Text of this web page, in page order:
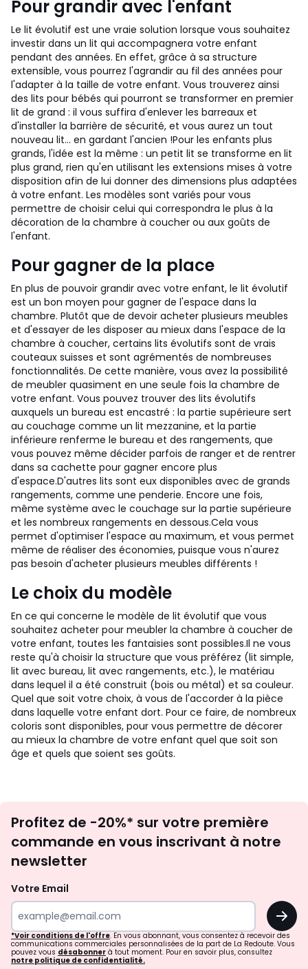
Pour grandir avec l'enfant
Le lit évolutif est une vraie solution lorsque vous souhaitez
investir dans un lit qui accompagnera votre enfant
pendant des années. En effet, grâce à sa structure
extensible, vous pourrez l'agrandir au fil des années pour
l'adapter à la taille de votre enfant. Vous trouverez ainsi
des lits pour bébés qui pourront se transformer en premier
lit de grand : il vous suffira d'enlever les barreaux et
d'installer la barrière de sécurité, et vous aurez un tout
nouveau lit... en gardant l'ancien !Pour les enfants plus
grands, l'idée est la même : un petit lit se transforme en lit
plus grand, rien qu'en utilisant les extensions mises à votre
disposition afin de lui donner des dimensions plus adaptées
à votre enfant. Les modèles sont variés pour vous
permettre de choisir celui qui correspondra le plus à la
décoration de la chambre à coucher ou aux goûts de
l'enfant.
Pour gagner de la place
En plus de pouvoir grandir avec votre enfant, le lit évolutif
est un bon moyen pour gagner de l'espace dans la
chambre. Plutôt que de devoir acheter plusieurs meubles
et d'essayer de les disposer au mieux dans l'espace de la
chambre à coucher, certains lits évolutifs sont de vrais
couteaux suisses et sont agrémentés de nombreuses
fonctionnalités. De cette manière, vous avez la possibilité
de meubler quasiment en une seule fois la chambre de
votre enfant. Vous pouvez trouver des lits évolutifs
auxquels un bureau est encastré : la partie supérieure sert
au couchage comme un lit mezzanine, et la partie
inférieure renferme le bureau et des rangements, que
vous pouvez même décider parfois de ranger et de rentrer
dans sa cachette pour gagner encore plus
d'espace.D'autres lits sont eux disponibles avec de grands
rangements, comme une penderie. Encore une fois,
même système avec le couchage sur la partie supérieure
et les nombreux rangements en dessous.Cela vous
permet d'optimiser l'espace au maximum, et vous permet
même de réaliser des économies, puisque vous n'aurez
pas besoin d'acheter plusieurs meubles différents !
Le choix du modèle
En ce qui concerne le modèle de lit évolutif que vous
souhaitez acheter pour meubler la chambre à coucher de
votre enfant, toutes les fantaisies sont possibles.Il ne vous
reste qu'à choisir la structure que vous préférez (lit simple,
lit avec bureau, lit avec rangements, etc.), le matériau
dans lequel il a été construit (bois ou métal) et sa couleur.
Quel que soit votre choix, à vous de l'accorder à la pièce
dans laquelle votre enfant dort. Pour ce faire, de nombreux
coloris sont disponibles, pour vous permettre de décorer
au mieux la chambre de votre enfant quel que soit son
âge et quels que soient ses goûts.
newsletter
Profitez de -20%* sur votre première
commande en vous inscrivant à notre
newsletter
Votre Email
OK
*Voir conditions de l'offre. En vous abonnant, vous consentez à recevoir des
communications commerciales personnalisées de la part de La Redoute. Vous
pouvez vous désabonner à tout moment. Pour en savoir plus, consultez
notre politique de confidentialité.